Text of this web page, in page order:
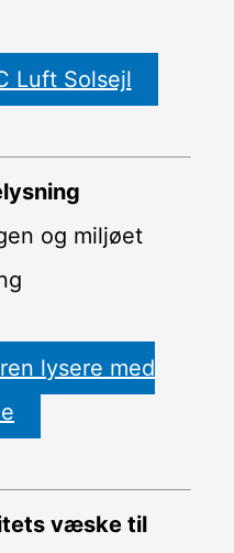
Luft Solsejl
og miljøet
lysere med
væske til